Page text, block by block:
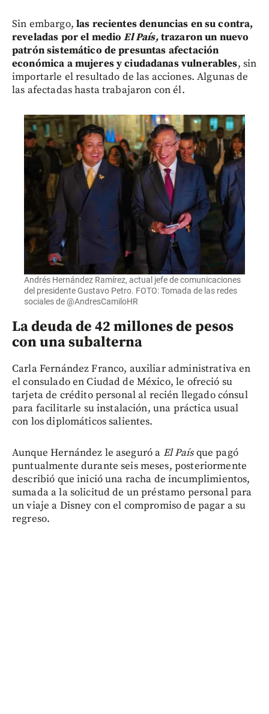
Sin embargo, las recientes denuncias en su contra,
reveladas por el medioEl País,trazaron un nuevo
patrón sistemático de presuntas afectación
económica a mujeres y ciudadanas vulnerables, sin
importarle el resultado de las acciones. Algunas de
las afectadas hasta trabajaron con él.
Andrés Hernández Ramírez, actual jefe de comunicaciones
del presidente Gustavo Petro. FOTO: Tomada de las redes
sociales de @AndresCamiloHR
La deuda de 42 millones de pesos
con una subalterna
Carla Fernández Franco, auxiliar administrativa en
el consulado en Ciudad de México, le ofreció su
tarjeta de crédito personal al recién llegado cónsul
para facilitarle su instalación, una práctica usual
con los diplomáticos salientes.
Aunque Hernández le aseguró a El Paísque pagó
puntualmente durante seis meses, posteriormente
describió que inició una racha de incumplimientos,
sumada a la solicitud de un préstamo personal para
un viaje a Disney con el compromiso de pagar a su
regreso.